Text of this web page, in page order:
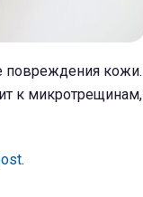
повреждения кожи.
к микротрещинам,
.